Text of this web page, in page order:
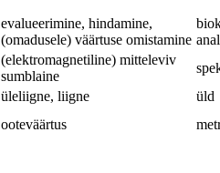
evalueerimine, hindamine,
(omadusele) väärtuse omistamine
(elektromagnetiline) mitteleviv
sumblaine
üleliigne, liigne
üld
ooteväärtus